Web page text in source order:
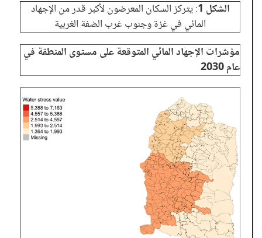
الشكل 1 : يتركز السكان المعرضون لأكبر قدر من الإجهاد
المائي في غزة وجنوب غرب الضفة الغربية
مؤشرات الإجهاد المائي المتوقعة على مستوى المنطقة في
عام 2030